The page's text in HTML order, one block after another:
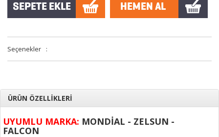
Seçenekler :
ÜRÜN ÖZELLİKLERİ
UYUMLU MARKA: MONDİAL - ZELSUN -
FALCON